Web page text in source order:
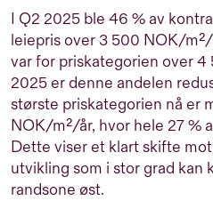
I Q2 2025 ble 46 % av
leiepris over 3 500 NOK/
var for priskategorien over
2025 er denne andelen
største priskategorien nå er
NOK/m²/år, hvor hele 27 %
Dette viser et klart skifte
utvikling som i stor grad kan
randsone øst.